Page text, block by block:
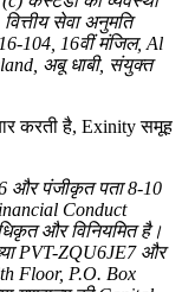
सेवा अनुमति
104, 16वीं मंजिल, Al
अबू धाबी, संयुक्त
करती है, Exinity समूह
और पंजीकृत पता 8-10
Conduct
और विनियमित है।
PVT-ZQU6JE7 और
Floor, P.O. Box